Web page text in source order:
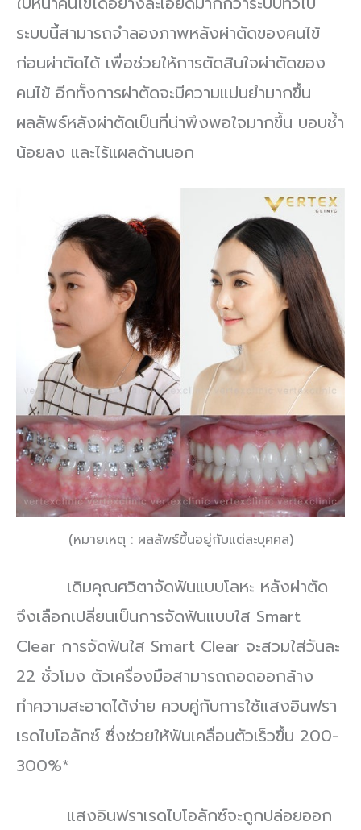
ระบบนี้สามารถจำลองภาพหลังผ่าตัดของคนไข้
ก่อนผ่าตัดได้ เพื่อช่วยให้การตัดสินใจผ่าตัดของ
คนไข้ อีกทั้งการผ่าตัดจะมีความแม่นยำมากขึ้น
ผลลัพธ์หลังผ่าตัดเป็นที่น่าพึงพอใจมากขึ้น บอบช้ำ
น้อยลง และไร้แผลด้านนอก
(หมายเหตุ : ผลลัพธ์ขึ้นอยู่กับแต่ละบุคคล)
เดิมคุณศวิตาจัดฟันแบบโลหะ หลังผ่าตัด
จึงเลือกเปลี่ยนเป็นการจัดฟันแบบใส Smart
Clear การจัดฟันใส Smart Clear จะสวมใส่วันละ
22 ชั่วโมง ตัวเครื่องมือสามารถถอดออกล้าง
ทำความสะอาดได้ง่าย ควบคู่กับการใช้แสงอินฟรา
เรดไบโอลักซ์ ซึ่งช่วยให้ฟันเคลื่อนตัวเร็วขึ้น 200-
300%*
แสงอินฟราเรดไบโอลักซ์จะถูกปล่อยออก